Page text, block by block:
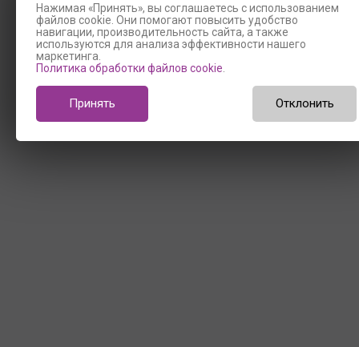
Нажимая «Принять», вы соглашаетесь с использованием
файлов cookie. Они помогают повысить удобство
навигации, производительность сайта, а также
используются для анализа эффективности нашего
маркетинга.
Политика обработки файлов cookie
Принять Отклонить